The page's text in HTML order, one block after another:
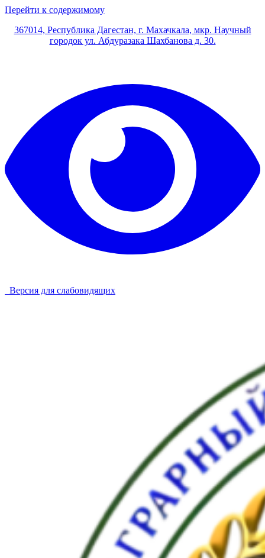
Перейти к содержимому
367014, Республика Дагестан, г. Махачкала, мкр. Научный
городок ул. Абдуразака Шахбанова д. 30.
Версия для слабовидящих